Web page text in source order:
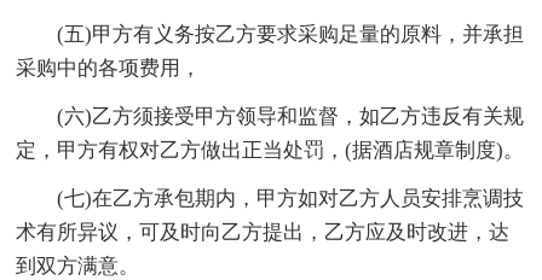
(五)甲方有义务按乙方要求采购足量的原料，并承担
采购中的各项费用，
(六)乙方须接受甲方领导和监督，如乙方违反有关规
定，甲方有权对乙方做出正当处罚，(据酒店规章制度)。
(七)在乙方承包期内，甲方如对乙方人员安排烹调技
术有所异议，可及时向乙方提出，乙方应及时改进，达
到双方满意。